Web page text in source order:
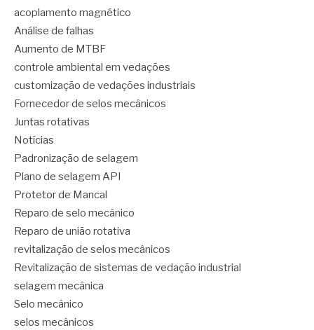
acoplamento magnético
Análise de falhas
Aumento de MTBF
controle ambiental em vedações
customização de vedações industriais
Fornecedor de selos mecânicos
Juntas rotativas
Notícias
Padronização de selagem
Plano de selagem API
Protetor de Mancal
Reparo de selo mecânico
Reparo de união rotativa
revitalização de selos mecânicos
Revitalização de sistemas de vedação industrial
selagem mecânica
Selo mecânico
selos mecânicos